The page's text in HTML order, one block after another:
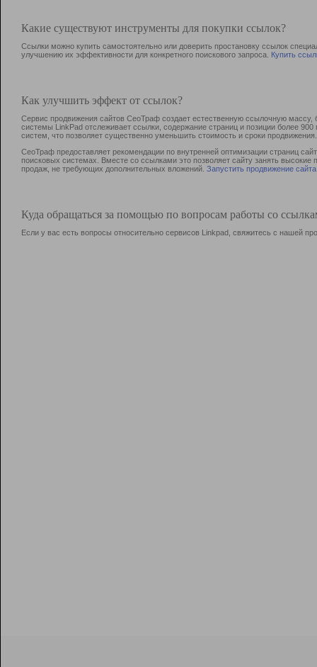
Какие существуют инструменты для покупки ссылок?
Ссылки можно купить самостоятельно или доверить простановку ссылок
улучшению их эффективности для конкретного поискового запроса. Купить
Как улучшить эффект от ссылок?
Сервис продвижения сайтов СеоТраф создает естественную ссылочную
системы LinkPad отслеживает ссылки, содержание страниц и позиции более
систем, что позволяет существенно уменьшить стоимость и сроки продвижения.
СеоТраф предоставляет рекомендации по внутренней оптимизации страниц
поисковых системах. Вместе со ссылками это позволяет сайту занять
продаж, не требующих дополнительных вложений. Запустить продвижение сайта
Куда обращаться за помощью по вопросам работы со
Если у вас есть вопросы относительно сервисов Linkpad, свяжитесь с нашей